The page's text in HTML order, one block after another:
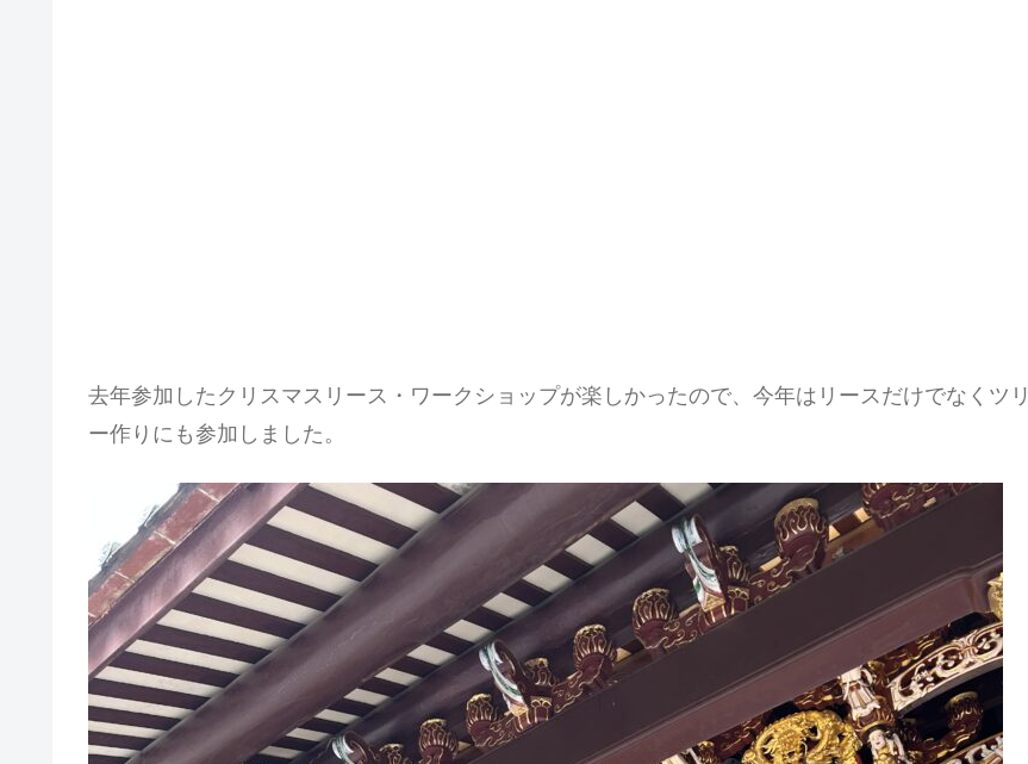
去年参加したクリスマスリース・ワークショップが楽しかったので、今年はリースだけでなくツリ
ー作りにも参加しました。